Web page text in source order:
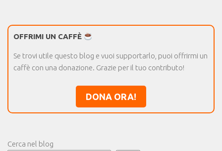
OFFRIMI UN CAFFÈ
Se trovi utile questo blog e vuoi supportarlo, puoi offrirmi un
caffè con una donazione. Grazie per il tuo contributo!
DONA ORA!
Cerca nel blog